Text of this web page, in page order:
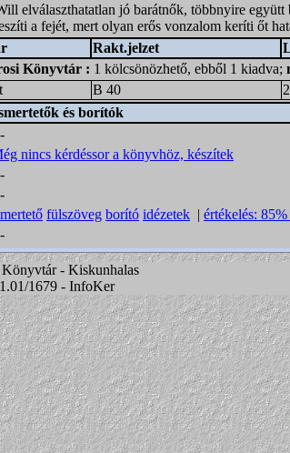
elválaszthatatlan jó barátnők, többnyire
a fejét, mert olyan erős vonzalom keríti őt
Rakt.jelzet
Könyvtár : 1 kölcsönözhető, ebből 1 kiadva;
B 40
és borítók
nincs kérdéssor a könyvhöz, készítek
fülszöveg borító idézetek | értékelés:
- Kiskunhalas
1679 - InfoKer